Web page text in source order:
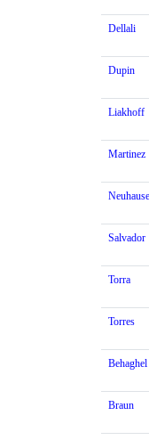
Dellali
Dupin
Liakhoff
Martinez
Salvador
Torra
Torres
Behaghel
Braun